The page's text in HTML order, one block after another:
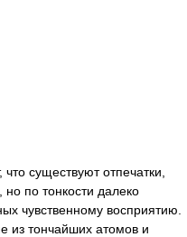
существуют отпечатки,
по тонкости далеко
чувственному восприятию.
из тончайших атомов и